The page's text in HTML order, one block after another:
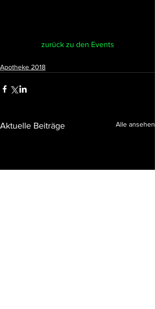
zurück zu den Events
Apotheke 2018
Aktuelle Beiträge Alle ansehen